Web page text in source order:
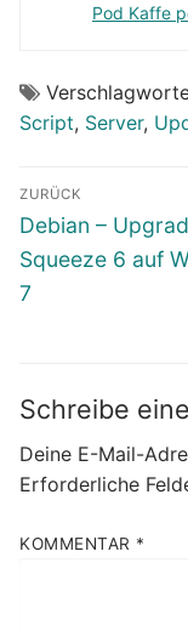
Pod Kaffe
Script, Server,
ZURÜCK
Vorheriger
Beitrag:
Debian –
Squeeze 6 auf
7
Schreibe
Deine E-Mail-
Erforderliche
KOMMENTAR *